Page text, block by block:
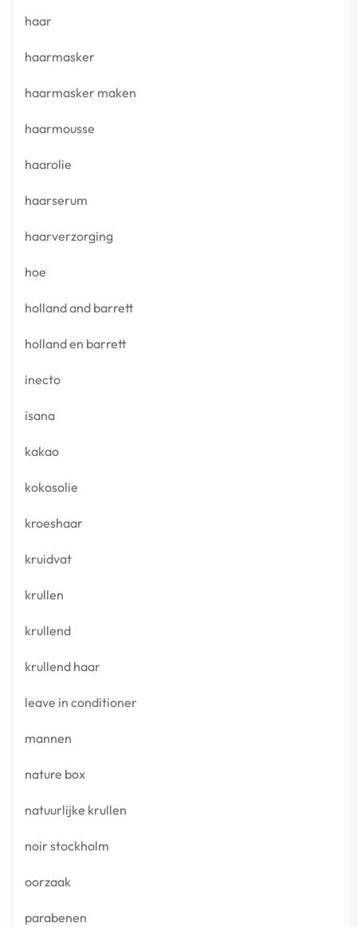
haar
haarmasker
haarmasker maken
haarmousse
haarolie
haarserum
haarverzorging
hoe
holland and barrett
holland en barrett
inecto
isana
kakao
kokosolie
kroeshaar
kruidvat
krullen
krullend
krullend haar
leave in conditioner
mannen
nature box
natuurlijke krullen
noir stockholm
oorzaak
parabenen